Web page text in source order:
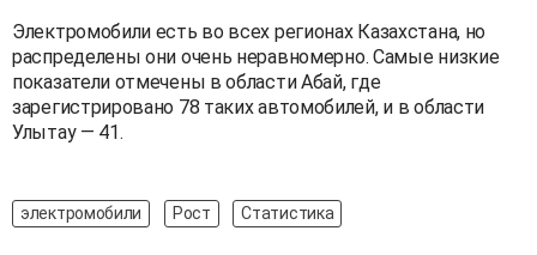
Электромобили есть во всех регионах Казахстана, но
распределены они очень неравномерно. Самые низкие
показатели отмечены в области Абай, где
зарегистрировано 78 таких автомобилей, и в области
Улытау — 41.
электромобили Рост Статистика